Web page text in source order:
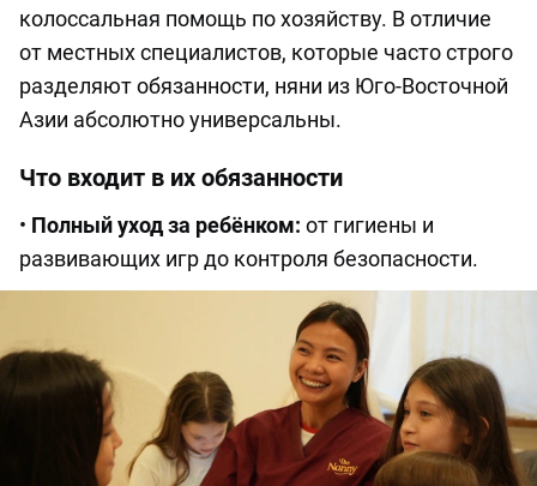
колоссальная помощь по хозяйству. В отличие
от местных специалистов, которые часто строго
разделяют обязанности, няни из Юго-Восточной
Азии абсолютно универсальны.
Что входит в их обязанности
• Полный уход за ребёнком: от гигиены и
развивающих игр до контроля безопасности.